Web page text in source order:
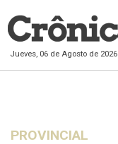
Jueves, 06 de Agosto de 2026
PROVINCIAL